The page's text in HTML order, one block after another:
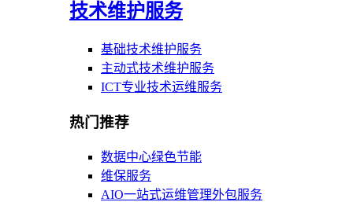
技术维护服务
基础技术维护服务
主动式技术维护服务
ICT专业技术运维服务
热门推荐
数据中心绿色节能
维保服务
AIO一站式运维管理外包服务